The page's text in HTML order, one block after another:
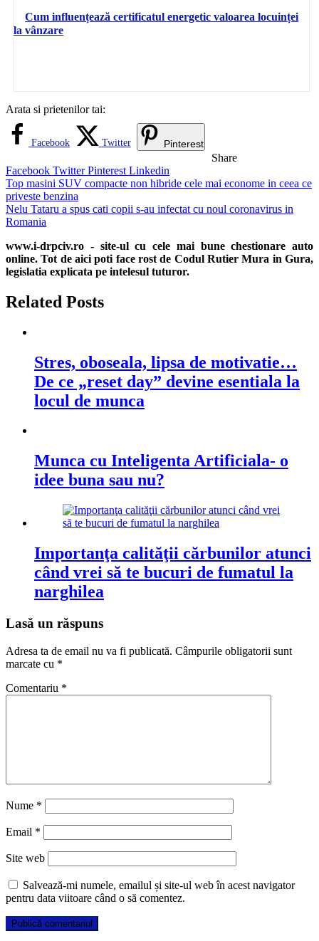
Cum influențează certificatul energetic valoarea locuinței
la vânzare
Arata si prietenilor tai:
Facebook Twitter Pinterest
Share
Facebook TwitterPinterest Linkedin
Navigare
în
articole
Top masini SUV compacte non hibride cele mai econome in ceea ce
priveste benzina
Nelu Tataru a spus cati copii s-au infectat cu noul coronavirus in
Romania
www.i-drpciv.ro - site-ul cu cele mai bune chestionare auto
online. Tot de aici poti face rost de Codul Rutier Mura in Gura,
legislatia explicata pe intelesul tuturor.
Related Posts
Stres, oboseala, lipsa de motivatie…
De ce „reset day” devine esentiala la
locul de munca
Munca cu Inteligenta Artificiala- o
idee buna sau nu?
Importanţa calităţii cărbunilor atunci
când vrei să te bucuri de fumatul la
narghilea
Lasă un răspuns
Adresa ta de email nu va fi publicată. Câmpurile obligatorii sunt
marcate cu *
Comentariu *
Nume *
Email *
Site web
Salvează-mi numele, emailul și site-ul web în acest navigator
pentru data viitoare când o să comentez.